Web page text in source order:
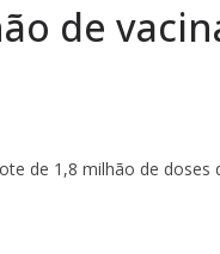
de
de 1,8 milhão de doses